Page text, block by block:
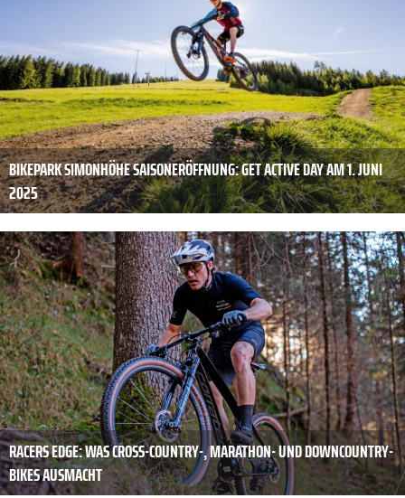
BIKEPARK SIMONHÖHE SAISONERÖFFNUNG: GET ACTIVE DAY AM 1. JUNI
2025
RACERS EDGE: WAS CROSS-COUNTRY-, ­MARATHON- UND DOWN­COUNTRY-
BIKES AUSMACHT